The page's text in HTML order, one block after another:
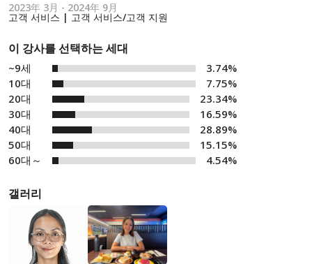
2023年 3月 - 2024年 9月
고객 서비스 | 고객 서비스/고객 지원
이 강사를 선택하는 세대
~9세
3.74%
10대
7.75%
20대
23.34%
30대
16.59%
40대
28.89%
50대
15.15%
60대～
4.54%
갤러리